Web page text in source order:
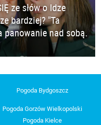
ze słów o Idze
bardziej? "Ta
panowanie nad sobą.
Pogoda Bydgoszcz
Pogoda Gorzów Wielkopolski
Pogoda Kielce